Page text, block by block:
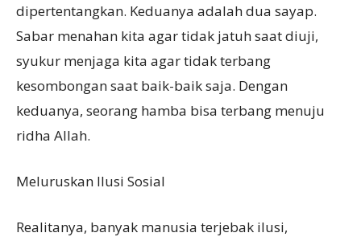
dipertentangkan. Keduanya adalah dua sayap.
Sabar menahan kita agar tidak jatuh saat diuji,
syukur menjaga kita agar tidak terbang
kesombongan saat baik-baik saja. Dengan
keduanya, seorang hamba bisa terbang menuju
ridha Allah.
Meluruskan Ilusi Sosial
Realitanya, banyak manusia terjebak ilusi,